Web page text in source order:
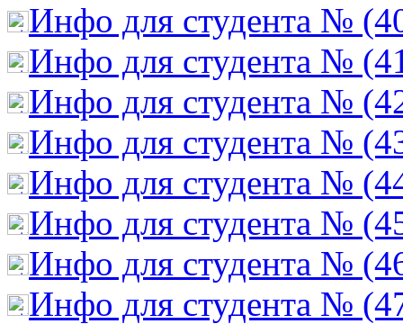
Инфо для студента №
Инфо для студента №
Инфо для студента №
Инфо для студента №
Инфо для студента №
Инфо для студента №
Инфо для студента №
Инфо для студента №